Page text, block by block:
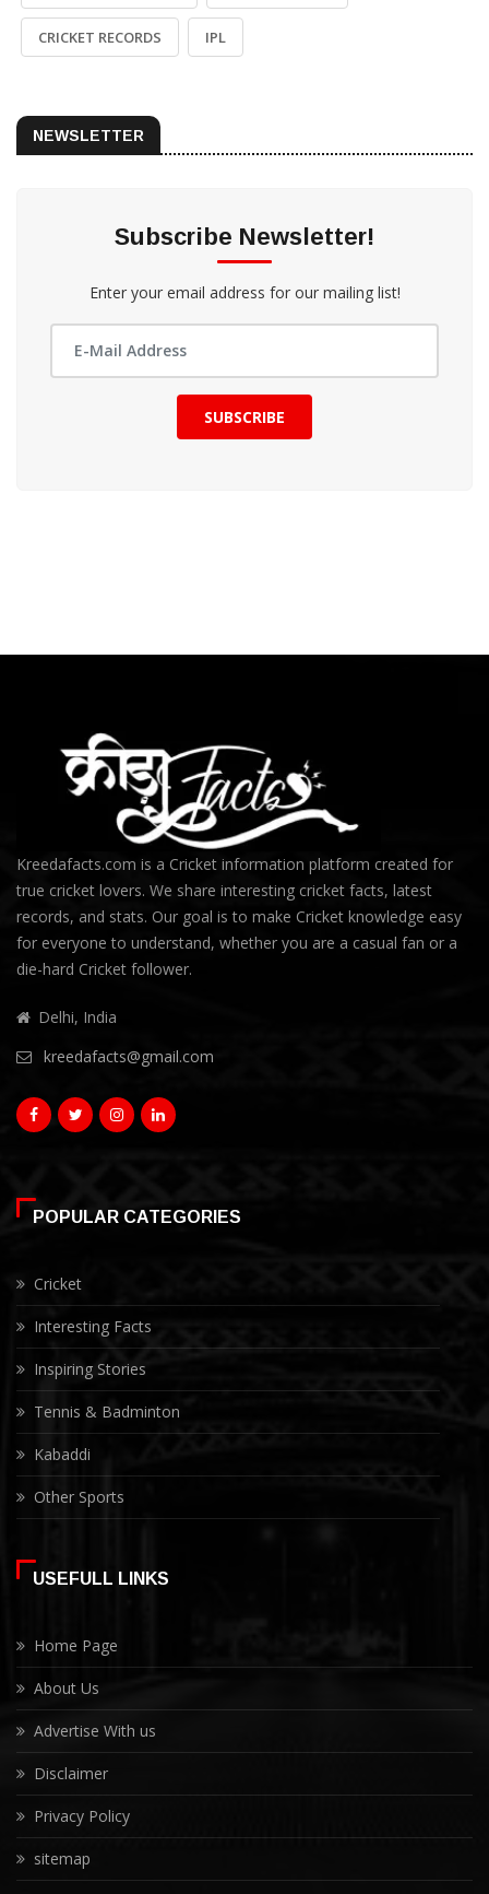
CRICKET RECORDS IPL
NEWSLETTER
Subscribe Newsletter!
Enter your email address for our mailing list!
SUBSCRIBE
Kreedafacts.com is a Cricket information platform created for
true cricket lovers. We share interesting cricket facts, latest
records, and stats. Our goal is to make Cricket knowledge easy
for everyone to understand, whether you are a casual fan or a
die-hard Cricket follower.
Delhi, India
kreedafacts@gmail.com
POPULAR CATEGORIES
Cricket
Interesting Facts
Inspiring Stories
Tennis & Badminton
Kabaddi
Other Sports
USEFULL LINKS
Home Page
About Us
Advertise With us
Disclaimer
Privacy Policy
sitemap